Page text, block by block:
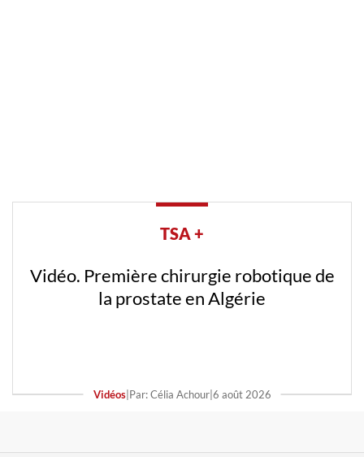
TSA +
Vidéo. Première chirurgie robotique de
la prostate en Algérie
Vidéos| Par: Célia Achour| 6 août 2026